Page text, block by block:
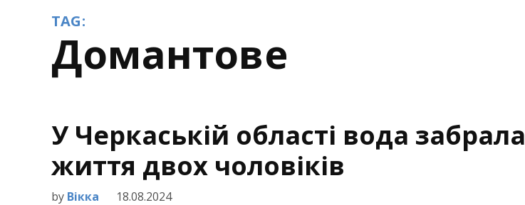
TAG:
Домантове
У Черкаській області вода забрала
життя двох чоловіків
by Вікка 18.08.2024